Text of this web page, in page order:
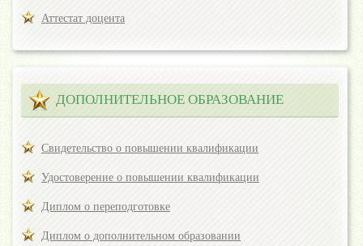
Аттестат доцента
ДОПОЛНИТЕЛЬНОЕ ОБРАЗОВАНИЕ
Свидетельство о повышении квалификации
Удостоверение о повышении квалификации
Диплом о переподготовке
Диплом о дополнительном образовании